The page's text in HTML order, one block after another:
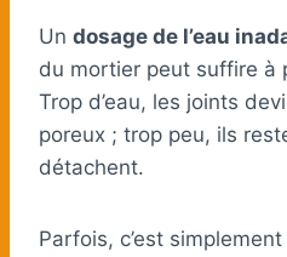
Un dosage de l’eau
du mortier peut suffire à
Trop d’eau, les joints
poreux ; trop peu, ils
détachent.
Parfois, c’est